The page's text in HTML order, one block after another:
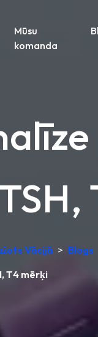
Mūsu
komanda
Vācijā > Blogs
T4 mērķi